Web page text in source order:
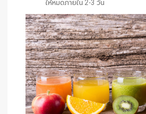
ให้หมดภายใน 2-3 วัน